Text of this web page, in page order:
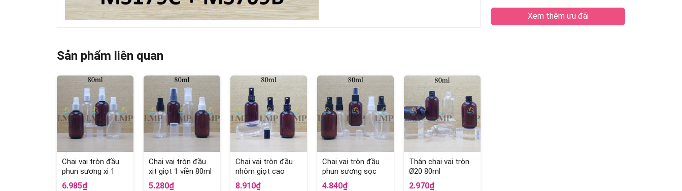
Sản phẩm liên quan
Chai vai tròn đầu
phun sương xi 1
viền 80ml
6.985₫
Chai vai tròn đầu
xịt giọt 1 viền 80ml
5.280₫
Chai vai tròn đầu
nhôm giọt cao
80ml
8.910₫
Chai vai tròn đầu
phun sương sọc
80ml
4.840₫
Thân chai vai tròn
Ø20 80ml
2.970₫
Xem thêm ưu đãi